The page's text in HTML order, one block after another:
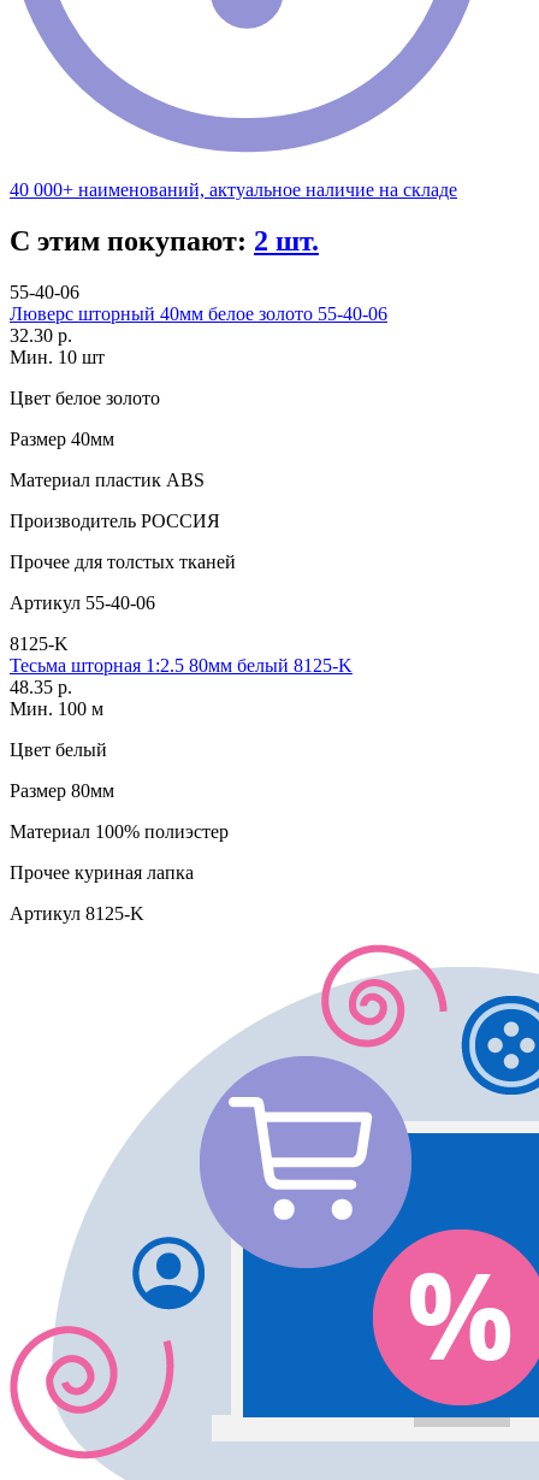
40 000+ наименований, актуальное наличие на складе
С этим покупают: 2 шт.
55-40-06
Люверс шторный 40мм белое золото 55-40-06
32.30 р.
Мин. 10 шт
Цвет белое золото
Размер 40мм
Материал пластик АВS
Производитель РОССИЯ
Прочее для толстых тканей
Артикул 55-40-06
8125-K
Тесьма шторная 1:2.5 80мм белый 8125-K
48.35 р.
Мин. 100 м
Цвет белый
Размер 80мм
Материал 100% полиэстер
Прочее куриная лапка
Артикул 8125-K